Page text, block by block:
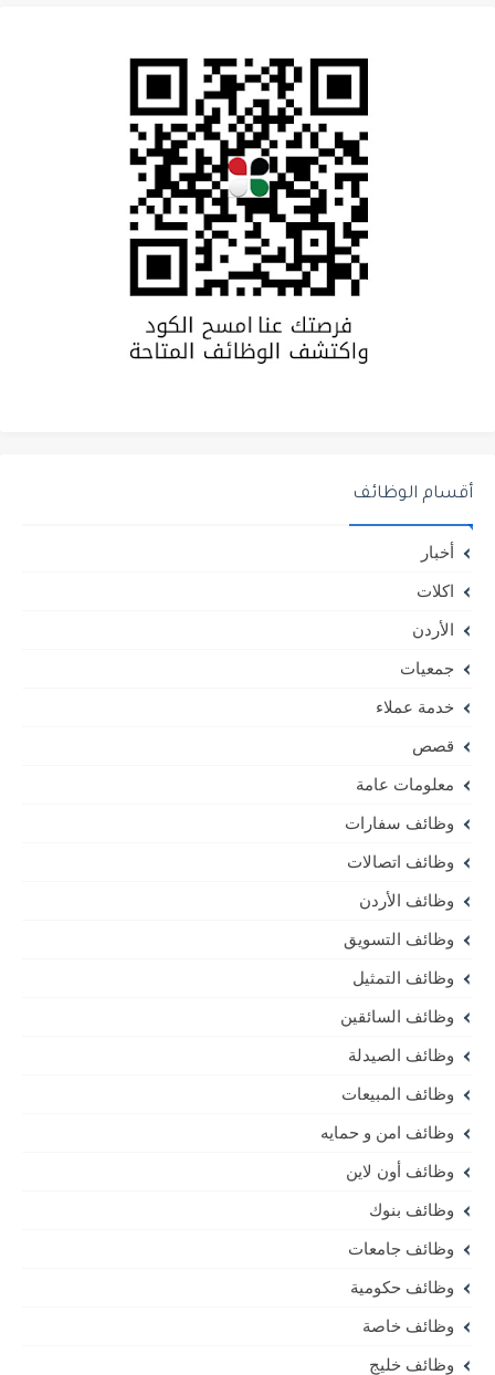
أقسام الوظائف
أخبار
اكلات
الأردن
جمعيات
خدمة عملاء
قصص
معلومات عامة
وظائف سفارات
وظائف اتصالات
وظائف الأردن
وظائف التسويق
وظائف التمثيل
وظائف السائقين
وظائف الصيدلة
وظائف المبيعات
وظائف امن و حمايه
وظائف أون لاين
وظائف بنوك
وظائف جامعات
وظائف حكومية
وظائف خاصة
وظائف خليج